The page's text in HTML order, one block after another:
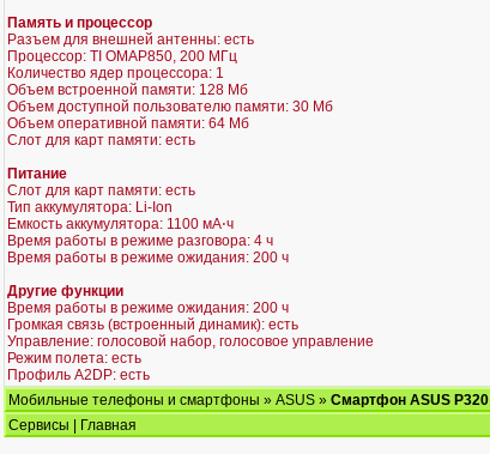
Память и процессор
Разъем для внешней антенны: есть
Процессор: TI OMAP850, 200 МГц
Количество ядер процессора: 1
Объем встроенной памяти: 128 Мб
Объем доступной пользователю памяти: 30 Мб
Объем оперативной памяти: 64 Мб
Слот для карт памяти: есть
Питание
Слот для карт памяти: есть
Тип аккумулятора: Li-Ion
Емкость аккумулятора: 1100 мА⋅ч
Время работы в режиме разговора: 4 ч
Время работы в режиме ожидания: 200 ч
Другие функции
Время работы в режиме ожидания: 200 ч
Громкая связь (встроенный динамик): есть
Управление: голосовой набор, голосовое управление
Режим полета: есть
Профиль A2DP: есть
Мобильные телефоны и смартфоны » ASUS » Смартфон ASUS P320
Сервисы
Главная